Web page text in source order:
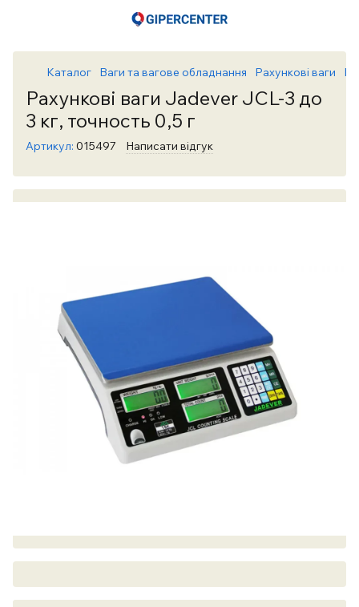
Каталог Ваги та вагове обладнання Рахункові ваги
Рахункові ваги Jadever JCL-3 до
3 кг, точность 0,5 г
Артикул: 015497 Написати відгук